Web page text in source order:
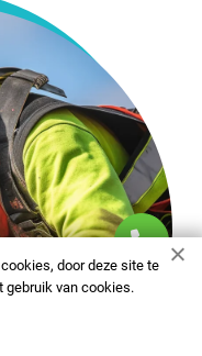
door deze site te
gebruik van cookies.